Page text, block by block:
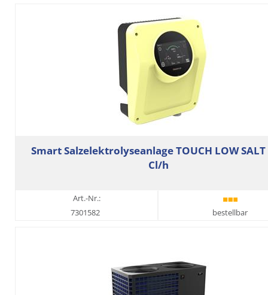
Smart Salzelektrolyseanlage TOUCH LOW SALT
Cl/h
Art.-Nr.:
7301582
bestellbar